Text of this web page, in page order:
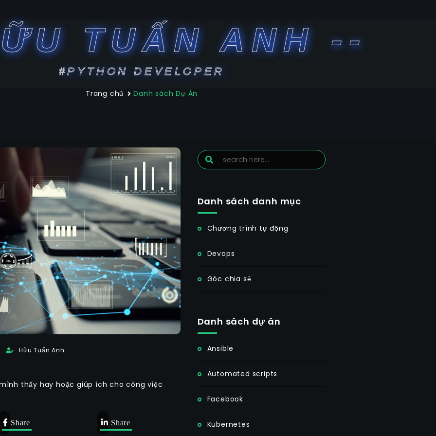
TUẤN ANH --
#PYTHON DEVELOPER
Trang chủ Danh sách Dự Án
Hữu Tuấn Anh
thấy hay hoặc giúp ích cho công việc
Share Share
Danh sách danh mục
Chương trình tự động
Devops
Góc chia sẻ
Danh sách dự án
Ansible
Automated scripts
Facebook
Kubernetes